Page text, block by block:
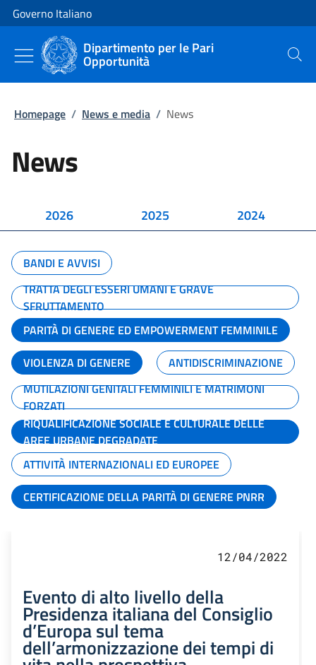
Vai al contenuto
Vai alla navigazione del sito
Governo Italiano
Dipartimento per le Pari
Opportunità Cerca
Homepage / News e media / News
News
2026 2025 2024
BANDI E AVVISI
TRATTA DEGLI ESSERI UMANI E GRAVE
SFRUTTAMENTO
PARITÀ DI GENERE ED EMPOWERMENT FEMMINILE
VIOLENZA DI GENERE
ANTIDISCRIMINAZIONE
MUTILAZIONI GENITALI FEMMINILI E MATRIMONI
FORZATI
RIQUALIFICAZIONE SOCIALE E CULTURALE DELLE
AREE URBANE DEGRADATE
ATTIVITÀ INTERNAZIONALI ED EUROPEE
CERTIFICAZIONE DELLA PARITÀ DI GENERE PNRR
12/04/2022
Evento di alto livello della
Presidenza italiana del Consiglio
d’Europa sul tema
dell’armonizzazione dei tempi di